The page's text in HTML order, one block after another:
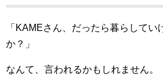
「KAMEさん、だったら暮らしてい
か？」
なんて、言われるかもしれません。